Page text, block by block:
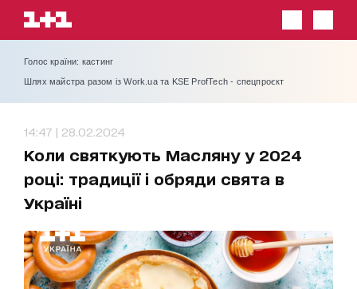
Голос країни: кастинг
Шлях майстра разом із Work.ua та KSE ProfTech - спецпроєкт
14:47 | 28.02.2024
Коли святкують Масляну у 2024
році: традиції і обряди свята в
Україні